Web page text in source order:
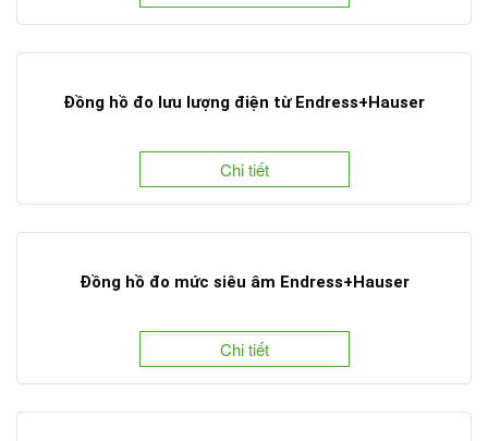
Đồng hồ đo lưu lượng điện từ Endress+Hauser
Chi tiết
Đồng hồ đo mức siêu âm Endress+Hauser
Chi tiết